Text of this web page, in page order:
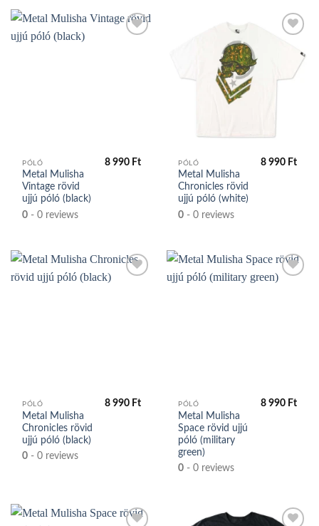
PÓLÓ
Metal Mulisha
Vintage rövid
ujjú póló (black)
0 - 0 reviews
8 990 Ft PÓLÓ
Metal Mulisha
Chronicles rövid
ujjú póló (white)
0 - 0 reviews
8 990 Ft
PÓLÓ
Metal Mulisha
Chronicles rövid
ujjú póló (black)
0 - 0 reviews
8 990 Ft PÓLÓ
Metal Mulisha
Space rövid ujjú
póló (military
green)
0 - 0 reviews
8 990 Ft